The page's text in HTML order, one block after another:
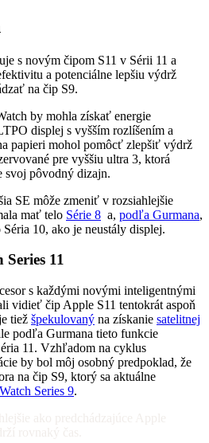
s novým čipom S11 v Sérii 11 a
a potenciálne lepšiu výdrž
na čip S9.
by mohla získať energie
displej s vyšším rozlíšením a
papieri mohol pomôcť zlepšiť výdrž
pre vyššiu ultra 3, ktorá
svoj pôvodný dizajn.
SE môže zmeniť v rozsiahlejšie
mať telo Série 8 a, podľa Gurmana,
10, ako je neustály displej.
11
s každými novými inteligentnými
vidieť čip Apple S11 tentokrát aspoň
tiež špekulovaný na získanie satelitnej
podľa Gurmana tieto funkcie
11. Vzhľadom na cyklus
by bol môj osobný predpoklad, že
na čip S9, ktorý sa aktuálne
Series 9.